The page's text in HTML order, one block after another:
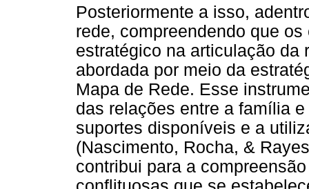
Posteriormente a isso,
rede, compreendendo que
estratégico na articulação da
abordada por meio da
Mapa de Rede. Esse
das relações entre a família
suportes disponíveis e a
(Nascimento, Rocha, &
contribui para a